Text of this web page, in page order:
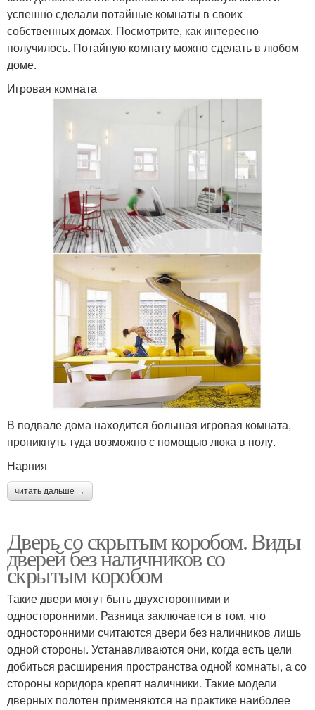
успешно сделали потайные комнаты в своих
собственных домах. Посмотрите, как интересно
получилось. Потайную комнату можно сделать в любом
доме.
Игровая комната
В подвале дома находится большая игровая комната,
проникнуть туда возможно с помощью люка в полу.
Нарния
читать дальше →
Дверь со скрытым коробом. Виды
дверей без наличников со
скрытым коробом
Такие двери могут быть двухсторонними и
односторонними. Разница заключается в том, что
односторонними считаются двери без наличников лишь
одной стороны. Устанавливаются они, когда есть цели
добиться расширения пространства одной комнаты, а со
стороны коридора крепят наличники. Такие модели
дверных полотен применяются на практике наиболее